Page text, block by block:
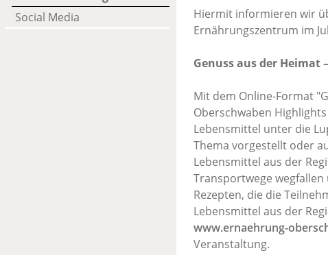
Social Media
Hiermit informieren wir
Ernährungszentrum im
Genuss aus der Heimat
Mit dem Online-Format
Oberschwaben
Lebensmittel unter die
Thema vorgestellt oder
Lebensmittel aus der
Transportwege
Rezepten, die die
Lebensmittel aus der
www.ernaehrung-
Veranstaltung.